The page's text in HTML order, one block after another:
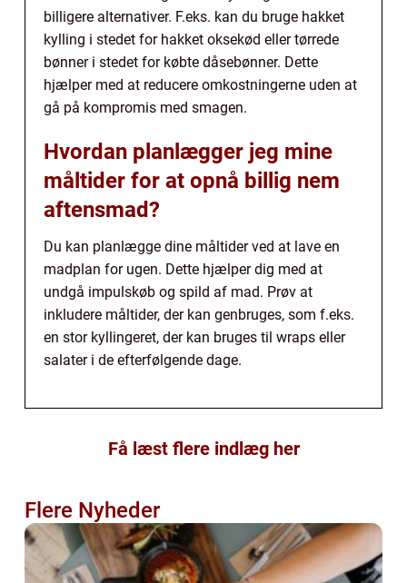
billigere alternativer. F.eks. kan du bruge hakket
kylling i stedet for hakket oksekød eller tørrede
bønner i stedet for købte dåsebønner. Dette
hjælper med at reducere omkostningerne uden at
gå på kompromis med smagen.
Hvordan planlægger jeg mine
måltider for at opnå billig nem
aftensmad?
Du kan planlægge dine måltider ved at lave en
madplan for ugen. Dette hjælper dig med at
undgå impulskøb og spild af mad. Prøv at
inkludere måltider, der kan genbruges, som f.eks.
en stor kyllingeret, der kan bruges til wraps eller
salater i de efterfølgende dage.
Få læst flere indlæg her
Flere Nyheder